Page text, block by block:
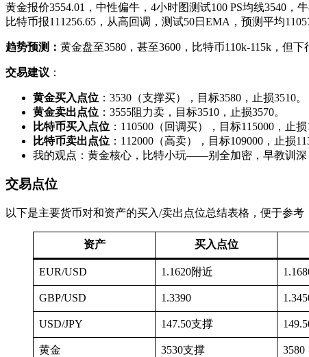
黄金报价3554.01，中性偏牛，4小时图测试100 PS均线3540，
比特币报111256.65，从高回调，测试50日EMA，预测平均
趋势预测： 黄金盘至3580，甚至3600，比特币110k-115k，但
交易建议 ：
黄金买入点位 ：3530（支撑买），目标3580，止损3510。
黄金卖出点位 ：3555阻力卖，目标3510，止损3570。
比特币买入点位 ：110500（回调买），目标115000，止损
比特币卖出点位 ：112000（高卖），目标109000，止损
我的观点：黄金核心，比特小玩——别全加密，早教训深
交易点位
以下是主要货币对和资产的买入/卖出点位总结表格，便于参考
资产 买入点位
EUR/USD 1.1620附近
GBP/USD 1.3390
USD/JPY 147.50支撑
黄金 3530支撑 3580